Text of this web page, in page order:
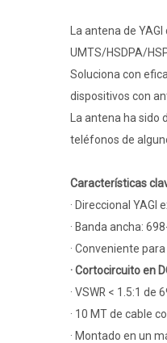
La antena de
UMTS/HSDPA/
Soluciona con
dispositivos con
La antena ha
teléfonos de
Características
· Direccional YAGI
· Banda ancha:
· Conveniente para
· Cortocircuito en
· VSWR < 1.5:1 de
· 10 MT de cable
· Montado en un